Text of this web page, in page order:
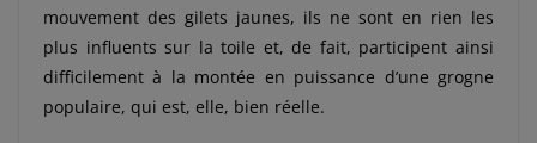
mouvement des gilets jaunes, ils ne sont en rien les
plus influents sur la toile et, de fait, participent ainsi
difficilement à la montée en puissance d’une grogne
populaire, qui est, elle, bien réelle.